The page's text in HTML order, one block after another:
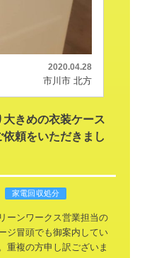
2020.04.28
市川市 北方
きめの衣装ケース
頼をいただきまし
家電回収処分
ーンワークス営業担当の
ジ冒頭でも御案内してい
重複の方申し訳ございま